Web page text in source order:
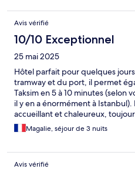
Avis vérifié
10/10 Exceptionnel
25 mai 2025
Hôtel parfait pour quelques
tramway et du port, il permet
Taksim en 5 à 10 minutes (selon
il y en a énormément à
accueillant et chaleureux,
café ou un thé, des
manger, ou encore réserver un
pour le trajet jusqu’à l’aéroport.
n’était pas très grande mais
Magalie, séjour de 3 nuits
Avis vérifié